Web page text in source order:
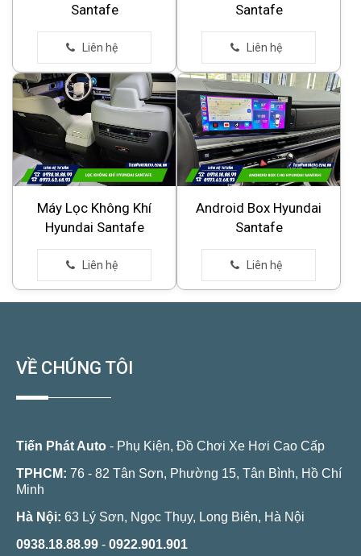
Santafe
Santafe
Máy Lọc Không Khí
Hyundai Santafe
Android Box Hyundai
Santafe
VỀ CHÚNG TÔI
Tiến Phát Auto - Phụ Kiện, Đồ Chơi Xe Hơi Cao Cấp
TPHCM: 76 - 82 Tân Sơn, Phường 15, Tân Bình, Hồ Chí
Minh
Hà Nội: 63 Lý Sơn, Ngọc Thụy, Long Biên, Hà Nội
0938.18.88.99 - 0922.901.901